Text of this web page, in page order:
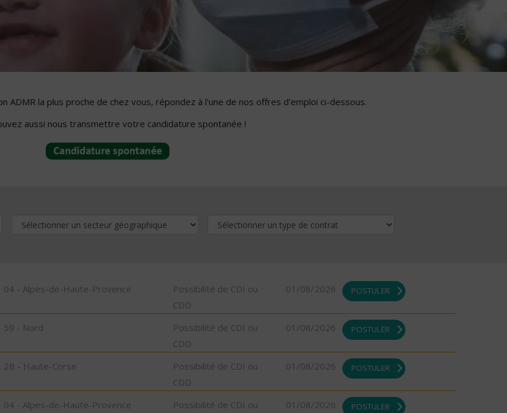
ADMR la plus proche de chez vous, répondez à l'une de nos offres d'emploi ci-dessous.
aussi nous transmettre votre candidature spontanée !
04 - Alpes-de-Haute-Provence
Possibilité de CDI ou
CDD
01/08/2026 POSTULER
59 - Nord
Possibilité de CDI ou
CDD
01/08/2026 POSTULER
2B - Haute-Corse
Possibilité de CDI ou
CDD
01/08/2026 POSTULER
04 - Alpes-de-Haute-Provence
Possibilité de CDI ou
01/08/2026 POSTULER